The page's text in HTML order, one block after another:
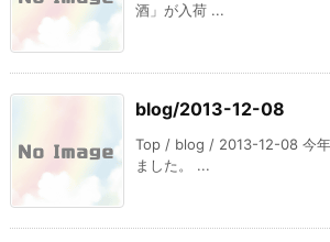
酒」が入荷 ...
blog/2013-12-08
Top / blog / 2013-12-08 今年
ました。 ...